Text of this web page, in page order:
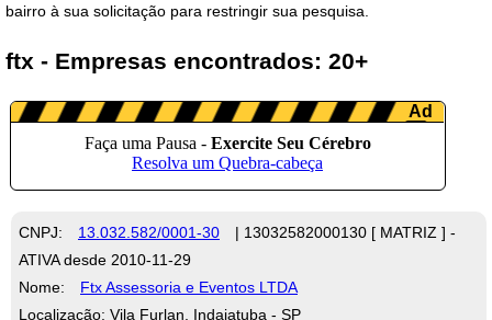
bairro à sua solicitação para restringir sua pesquisa.
ftx - Empresas encontrados: 20+
CNPJ: 13.032.582/0001-30
| 13032582000130 [ MATRIZ ] -
ATIVA desde 2010-11-29
Nome:
Ftx Assessoria e Eventos LTDA
Localização: Vila Furlan, Indaiatuba - SP